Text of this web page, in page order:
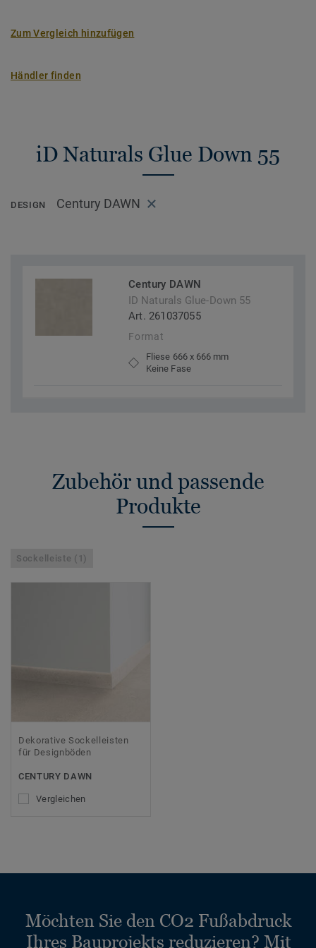
Zum Vergleich hinzufügen
Händler finden
iD Naturals Glue Down 55
DESIGN Century DAWN
Century DAWN
ID Naturals Glue-Down 55
Art. 261037055
Format
Fliese 666 x 666 mm
Keine Fase
Zubehör und passende
Produkte
Sockelleiste (1)
Dekorative Sockelleisten
für Designböden
CENTURY DAWN
Vergleichen
Möchten Sie den CO2 Fußabdruck
Ihres Bauprojekts reduzieren? Mit